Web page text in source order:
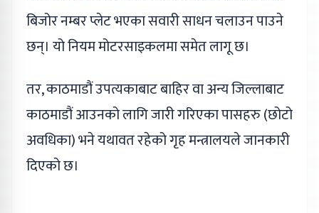
बिजोर नम्बर प्लेट भएका सवारी साधन चलाउन पाउने
छन्। यो नियम मोटरसाइकलमा समेत लागू छ।
तर, काठमाडौं उपत्यकाबाट बाहिर वा अन्य जिल्लाबाट
काठमाडौं आउनको लागि जारी गरिएका पासहरु (छोटो
अवधिका) भने यथावत रहेको गृह मन्त्रालयले जानकारी
दिएको छ।